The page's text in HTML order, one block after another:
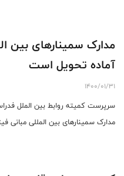
مدارک سمینارهای بین
آماده تحویل است
1400/01/31
سرپرست کمیته روابط بین الملل
مدارک سمینارهای بین المللی مبانی